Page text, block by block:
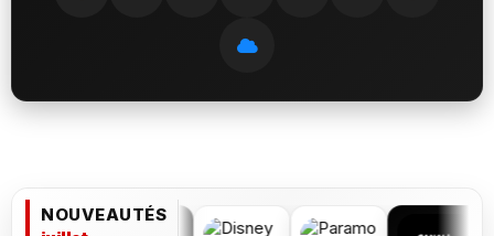
NOUVEAUTÉS